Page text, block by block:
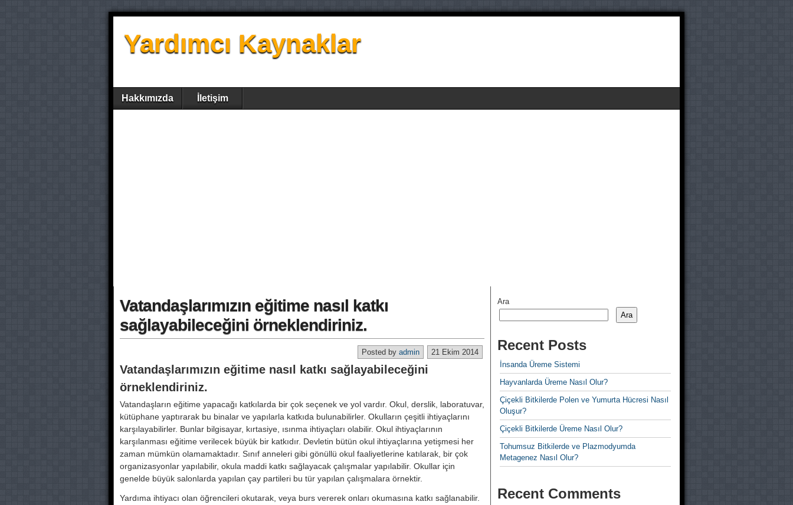
Yardımcı Kaynaklar
Hakkımızda İletişim
Vatandaşlarımızın eğitime nasıl katkı
sağlayabileceğini örneklendiriniz.
21 Ekim 2014
Posted by admin
Vatandaşlarımızın eğitime nasıl katkı sağlayabileceğini
örneklendiriniz.
Vatandaşların eğitime yapacağı katkılarda bir çok seçenek ve yol vardır. Okul, derslik, laboratuvar,
kütüphane yaptırarak bu binalar ve yapılarla katkıda bulunabilirler. Okulların çeşitli ihtiyaçlarını
karşılayabilirler. Bunlar bilgisayar, kırtasiye, ısınma ihtiyaçları olabilir. Okul ihtiyaçlarının
karşılanması eğitime verilecek büyük bir katkıdır. Devletin bütün okul ihtiyaçlarına yetişmesi her
zaman mümkün olamamaktadır. Sınıf anneleri gibi gönüllü okul faaliyetlerine katılarak, bir çok
organizasyonlar yapılabilir, okula maddi katkı sağlayacak çalışmalar yapılabilir. Okullar için
genelde büyük salonlarda yapılan çay partileri bu tür yapılan çalışmalara örnektir.
Yardıma ihtiyacı olan öğrencileri okutarak, veya burs vererek onları okumasına katkı sağlanabilir.
Ara
Ara
Recent Posts
İnsanda Üreme Sistemi
Hayvanlarda Üreme Nasıl Olur?
Çiçekli Bitkilerde Polen ve Yumurta Hücresi Nasıl
Oluşur?
Çiçekli Bitkilerde Üreme Nasıl Olur?
Tohumsuz Bitkilerde ve Plazmodyumda
Metagenez Nasıl Olur?
Recent Comments